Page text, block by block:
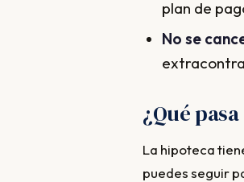
plan de
No se
¿Qué
La hipoteca
puedes seguir